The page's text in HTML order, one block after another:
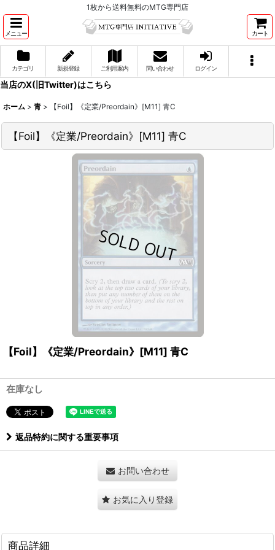
1枚から送料無料のMTG専門店
メニュー カート
カテゴリ 新規登録 ご利用案内 問い合わせ ログイン
当店のX(旧Twitter)はこちら
ホーム > 青 > 【Foil】《定業/Preordain》[M11] 青C
【Foil】《定業/Preordain》[M11] 青C
【Foil】《定業/Preordain》[M11] 青C
在庫なし
返品特約に関する重要事項
お問い合わせ
お気に入り登録
商品詳細